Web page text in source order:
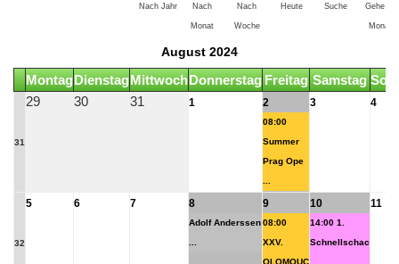
Nach Jahr Nach
Monat
Nach
Woche
Heute Suche Gehe zu
Monat
August 2024
MontagDienstagMittwochDonnerstag Freitag Samstag
31
29 30 31 1 2
08:00
Summer
Prag Ope
3 4
32
5 6 7 8
Adolf Anderssen
9
08:00
XXV.
OLOMOUC
10
14:00 1.
Schnellschac
11